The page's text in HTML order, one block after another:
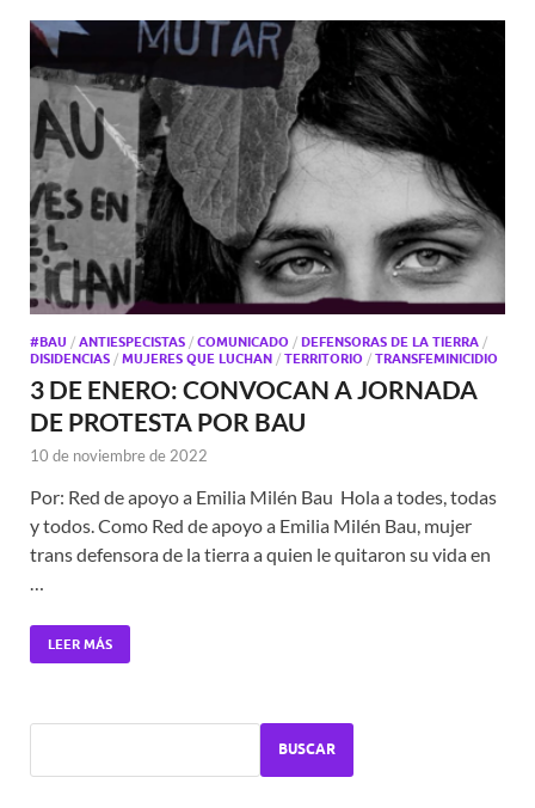
#BAU / ANTIESPECISTAS / COMUNICADO / DEFENSORAS DE LA TIERRA /
DISIDENCIAS / MUJERES QUE LUCHAN / TERRITORIO / TRANSFEMINICIDIO
3 DE ENERO: CONVOCAN A JORNADA
DE PROTESTA POR BAU
10 de noviembre de 2022
Por: Red de apoyo a Emilia Milén Bau Hola a todes, todas
y todos. Como Red de apoyo a Emilia Milén Bau, mujer
trans defensora de la tierra a quien le quitaron su vida en
LEER MÁS
BUSCAR